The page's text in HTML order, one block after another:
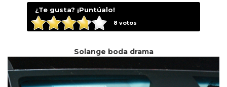
¿Te gusta? ¡Puntúalo!
8 votos
Solange boda drama